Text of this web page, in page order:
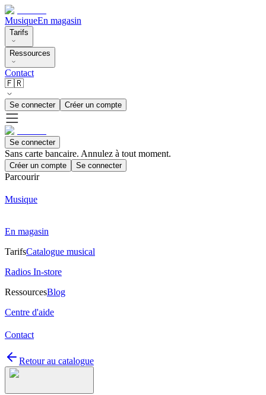
MusiqueEn magasin
Tarifs
Ressources
Contact
🇫🇷
Se connecter Créer un compte
Se connecter
Sans carte bancaire. Annulez à tout moment.
Créer un compte Se connecter
Parcourir
Musique
En magasin
TarifsCatalogue musical
Radios In-store
RessourcesBlog
Centre d'aide
Contact
Retour au catalogue